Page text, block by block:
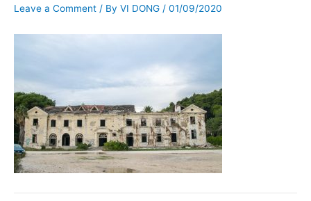
Leave a Comment / By VI DONG / 01/09/2020